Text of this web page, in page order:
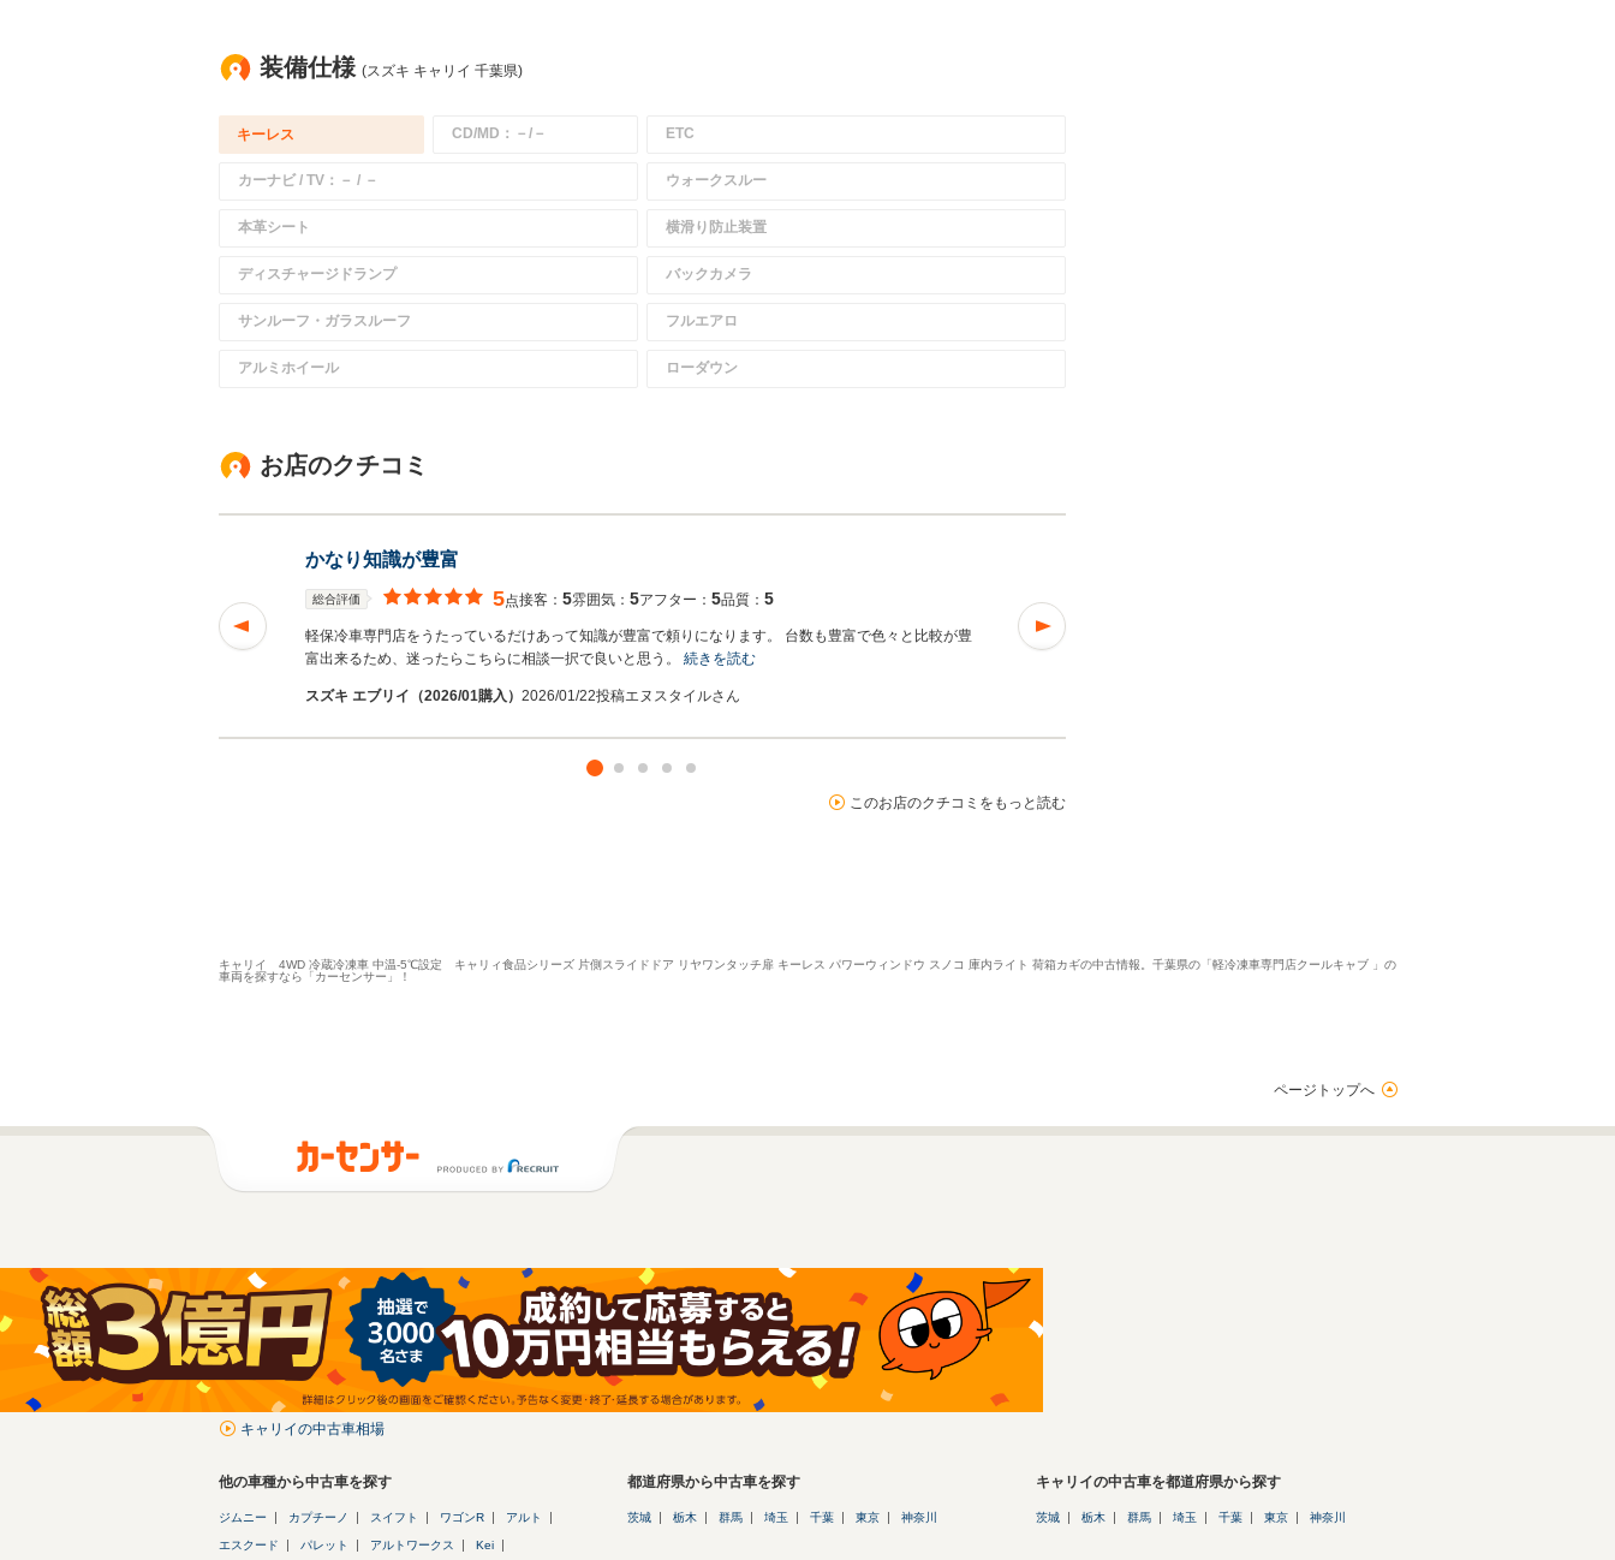
装備仕様 (スズキ キャリイ 千葉県)
キーレス CD/MD：－/－ ETC
カーナビ / TV：－ / － ウォークスルー
本革シート 横滑り防止装置
ディスチャージドランプ バックカメラ
サンルーフ・ガラスルーフ フルエアロ
アルミホイール ローダウン
お店のクチコミ
かなり知識が豊富
総合評価 5点接客： 5雰囲気： 5アフター： 5品質： 5
軽保冷車専門店をうたっているだけあって知識が豊富で頼りになります。 台数も豊富で色々と比較が豊
富出来るため、迷ったらこちらに相談一択で良いと思う。 続きを読む
スズキ エブリイ（2026/01購入） 2026/01/22投稿エヌスタイルさん
このお店のクチコミをもっと読む
キャリイ 4WD 冷蔵冷凍車 中温-5℃設定 キャリィ食品シリーズ 片側スライドドア リヤワンタッチ扉 キーレス パワーウィンドウ スノコ 庫内ライト 荷箱カギの中古情報。千葉県の「軽冷凍車専門店クールキャブ 」の
車両を探すなら「カーセンサー」！
ページトップへ
キャリイの中古車相場
他の車種から中古車を探す
ジムニー カプチーノ スイフト ワゴンR アルト
エスクード パレット アルトワークス Kei
都道府県から中古車を探す
茨城 栃木 群馬 埼玉 千葉 東京 神奈川
キャリイの中古車を都道府県から探す
茨城 栃木 群馬 埼玉 千葉 東京 神奈川